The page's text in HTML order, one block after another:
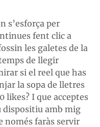
s’esforça per
fent clic a
les galetes de la
de llegir
si el reel que has
la sopa de lletres
likes? I que acceptes
amb mig
només faràs servir